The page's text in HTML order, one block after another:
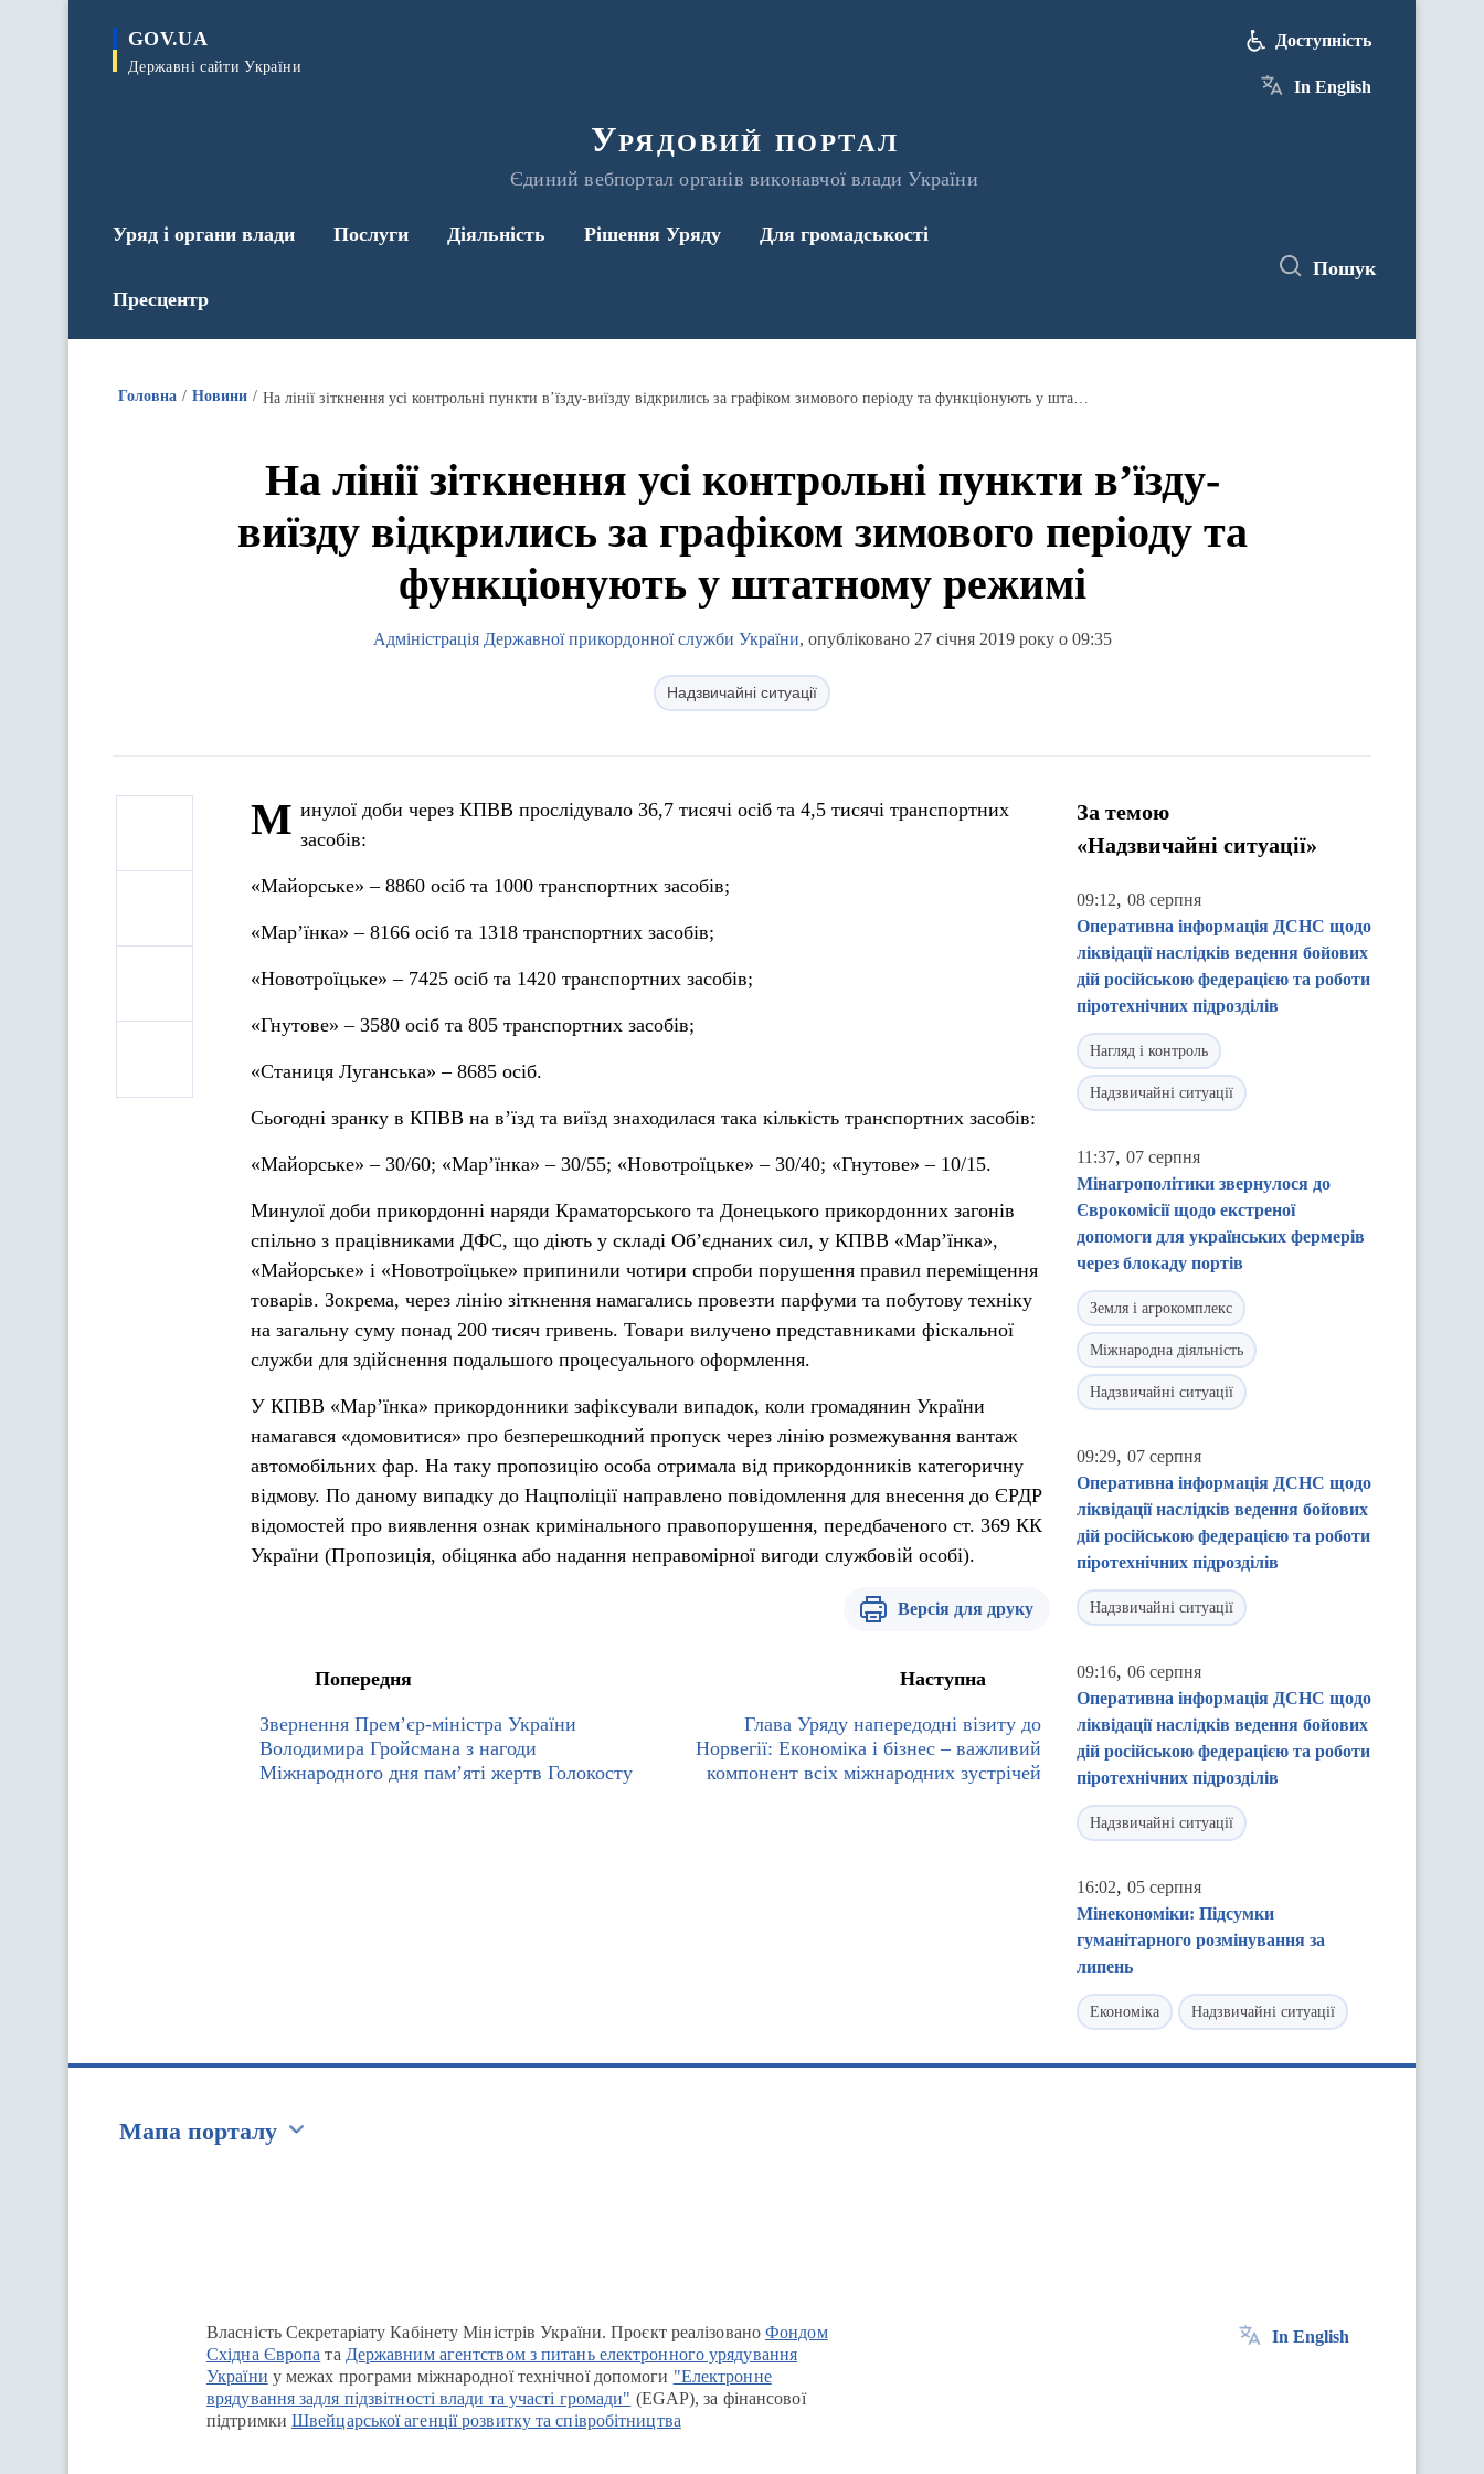
GOV.UA
Державні сайти України
Урядовий портал
Єдиний вебпортал органів виконавчої влади України
Доступність
In English
Уряд і органи влади Послуги Діяльність Рішення Уряду Для громадськості
Пресцентр
Пошук
Головна Новини На лінії зіткнення усі контрольні пункти в’їзду-виїзду відкрились за графіком зимового періоду та функціонують у штатному режимі
На лінії зіткнення усі контрольні пункти в’їзду-
виїзду відкрились за графіком зимового періоду та
функціонують у штатному режимі
Адміністрація Державної прикордонної служби України, опубліковано 27 січня 2019 року о 09:35
Надзвичайні ситуації
М инулої доби через КПВВ прослідувало 36,7 тисячі осіб та 4,5 тисячі транспортних
засобів:
«Майорське» – 8860 осіб та 1000 транспортних засобів;
«Мар’їнка» – 8166 осіб та 1318 транспортних засобів;
«Новотроїцьке» – 7425 осіб та 1420 транспортних засобів;
«Гнутове» – 3580 осіб та 805 транспортних засобів;
«Станиця Луганська» – 8685 осіб.
Сьогодні зранку в КПВВ на в’їзд та виїзд знаходилася така кількість транспортних засобів:
«Майорське» – 30/60; «Мар’їнка» – 30/55; «Новотроїцьке» – 30/40; «Гнутове» – 10/15.
Минулої доби прикордонні наряди Краматорського та Донецького прикордонних загонів
спільно з працівниками ДФС, що діють у складі Об’єднаних сил, у КПВВ «Мар’їнка»,
«Майорське» і «Новотроїцьке» припинили чотири спроби порушення правил переміщення
товарів. Зокрема, через лінію зіткнення намагались провезти парфуми та побутову техніку
на загальну суму понад 200 тисяч гривень. Товари вилучено представниками фіскальної
служби для здійснення подальшого процесуального оформлення.
У КПВВ «Мар’їнка» прикордонники зафіксували випадок, коли громадянин України
намагався «домовитися» про безперешкодний пропуск через лінію розмежування вантаж
автомобільних фар. На таку пропозицію особа отримала від прикордонників категоричну
відмову. По даному випадку до Нацполіції направлено повідомлення для внесення до ЄРДР
відомостей про виявлення ознак кримінального правопорушення, передбаченого ст. 369 КК
України (Пропозиція, обіцянка або надання неправомірної вигоди службовій особі).
Версія для друку
Попередня
Звернення Прем’єр-міністра України
Володимира Гройсмана з нагоди
Міжнародного дня пам’яті жертв Голокосту
Наступна
Глава Уряду напередодні візиту до
Норвегії: Економіка і бізнес – важливий
компонент всіх міжнародних зустрічей
За темою
«Надзвичайні ситуації»
09:12, 08 серпня
Оперативна інформація ДСНС щодо
ліквідації наслідків ведення бойових
дій російською федерацією та роботи
піротехнічних підрозділів
Нагляд і контроль
Надзвичайні ситуації
11:37, 07 серпня
Мінагрополітики звернулося до
Єврокомісії щодо екстреної
допомоги для українських фермерів
через блокаду портів
Земля і агрокомплекс
Міжнародна діяльність
Надзвичайні ситуації
09:29, 07 серпня
Оперативна інформація ДСНС щодо
ліквідації наслідків ведення бойових
дій російською федерацією та роботи
піротехнічних підрозділів
Надзвичайні ситуації
09:16, 06 серпня
Оперативна інформація ДСНС щодо
ліквідації наслідків ведення бойових
дій російською федерацією та роботи
піротехнічних підрозділів
Надзвичайні ситуації
16:02, 05 серпня
Мінекономіки: Підсумки
гуманітарного розмінування за
липень
Економіка Надзвичайні ситуації
Мапа порталу
Власність Секретаріату Кабінету Міністрів України. Проєкт реалізованоФондом
Східна Європа та Державним агентством з питань електронного урядування
України у межах програми міжнародної технічної допомоги "Електронне
врядування задля підзвітності влади та участі громади" (EGAP), за фінансової
підтримки Швейцарської агенції розвитку та співробітництва
In English